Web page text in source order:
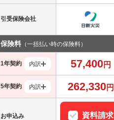
引受保険会社
保険料 （一括払い時の保険料）
1年契約 内訳 57,400円
5年契約 内訳 262,330円
お申込み 資料請求